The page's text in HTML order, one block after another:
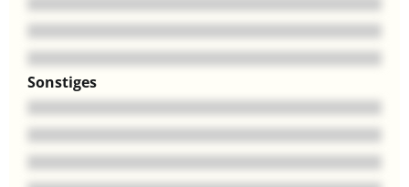
Sonstiges